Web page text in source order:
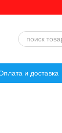
и доставка